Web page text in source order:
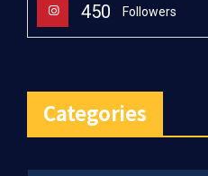
450 Followers
Categories